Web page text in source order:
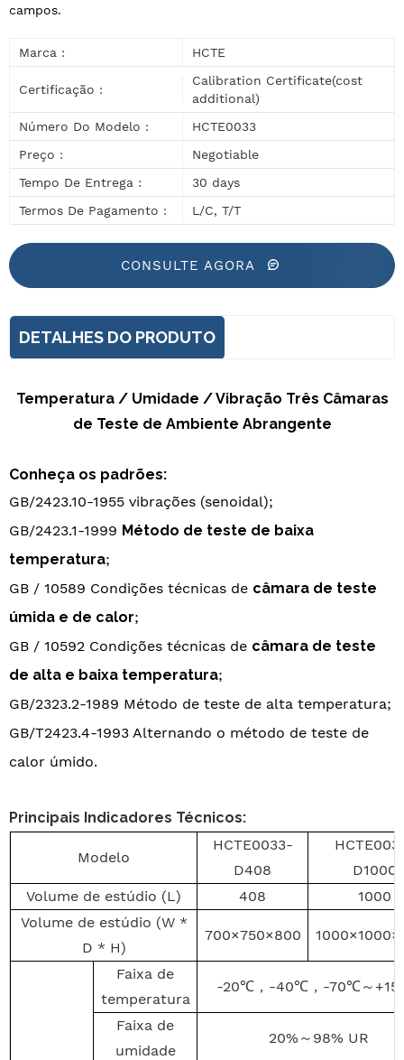
campos.
Marca : HCTE
Certificação :
Calibration Certificate(cost
additional)
Número Do Modelo :
HCTE0033
Preço :
Negotiable
Tempo De Entrega :
30 days
Termos De Pagamento :
L/C, T/T
CONSULTE AGORA
DETALHES DO PRODUTO
Temperatura / Umidade / Vibração Três Câmaras
de Teste de Ambiente Abrangente
Conheça os padrões:
GB/2423.10-1955 vibrações (senoidal);
GB/2423.1-1999 Método de teste de baixa
temperatura;
GB / 10589 Condições técnicas de câmara de teste
úmida e de calor;
GB / 10592 Condições técnicas de câmara de teste
de alta e baixa temperatura;
GB/2323.2-1989 Método de teste de alta temperatura;
GB/T2423.4-1993 Alternando o método de teste de
calor úmido.
Principais Indicadores Técnicos:
Modelo
HCTE0033-
D408
D1000
Volume de estúdio (L)
408
1000
Volume de estúdio (W *
D * H)
700×750×800
Faixa de
temperatura
-20℃， -40℃， -70℃～
Faixa de
umidade
20% ～ 98% UR